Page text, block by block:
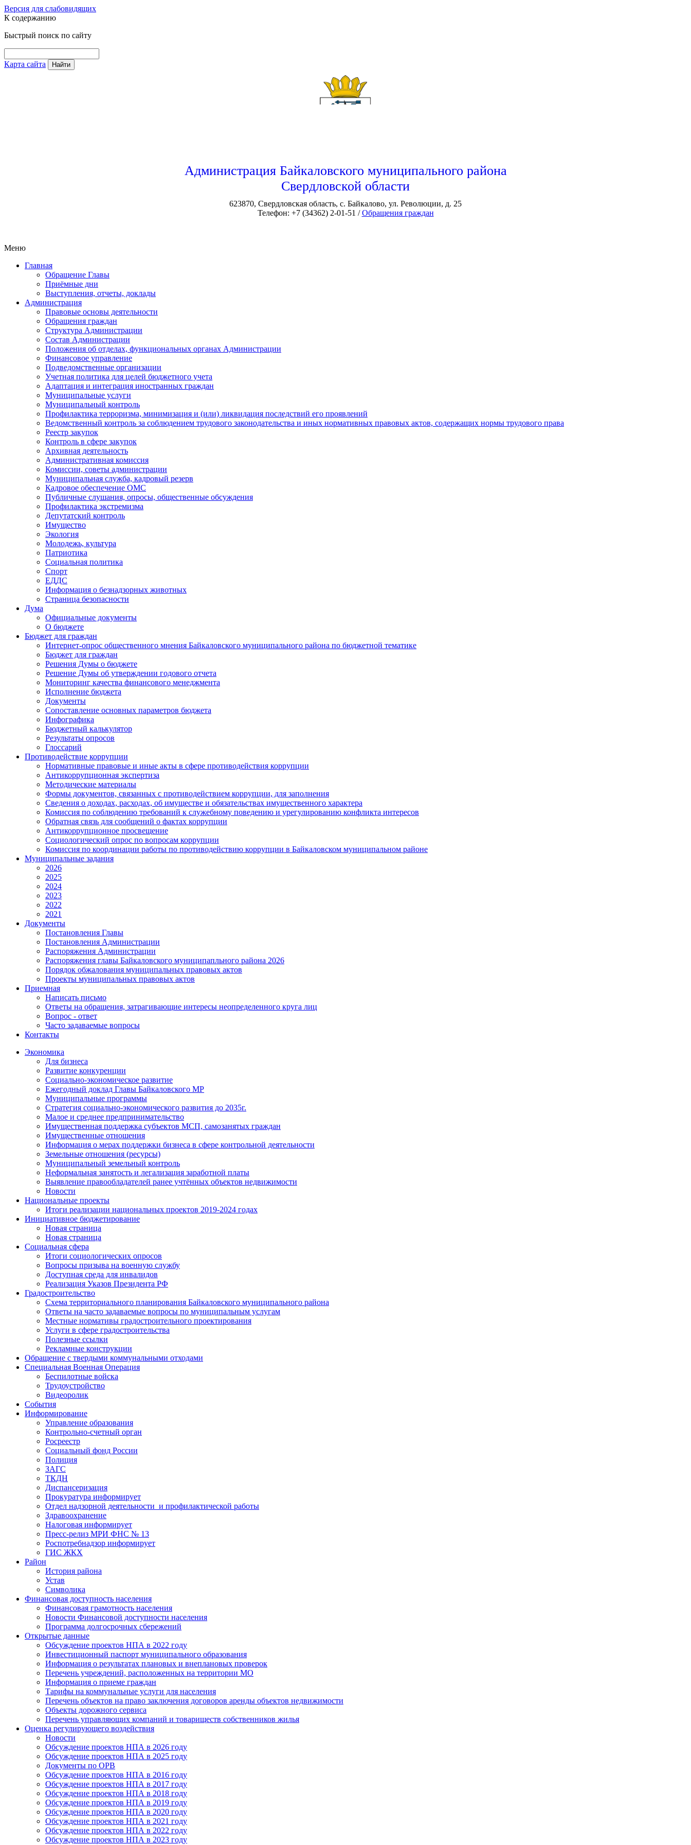
Версия для слабовидящих
К содержанию
Быстрый поиск по сайту
Карта сайта Найти
Администрация Байкаловского муниципального района
Свердловской области
623870, Свердловская область, с. Байкалово, ул. Революции, д. 25
Телефон: +7 (34362) 2-01-51 /Обращения граждан
Меню
Главная
Обращение Главы
Приёмные дни
Выступления, отчеты, доклады
Администрация
Правовые основы деятельности
Обращения граждан
Структура Администрации
Состав Администрации
Положения об отделах, функциональных органах Администрации
Финансовое управление
Подведомственные организации
Учетная политика для целей бюджетного учета
Адаптация и интеграция иностранных граждан
Муниципальные услуги
Муниципальный контроль
Профилактика терроризма, минимизация и (или) ликвидация последствий его проявлений
Ведомственный контроль за соблюдением трудового законодательства и иных нормативных правовых актов, содержащих нормы трудового права
Реестр закупок
Контроль в сфере закупок
Архивная деятельность
Административная комиссия
Комиссии, советы администрации
Муниципальная служба, кадровый резерв
Кадровое обеспечение ОМС
Публичные слушания, опросы, общественные обсуждения
Профилактика экстремизма
Депутатский контроль
Имущество
Экология
Молодежь, культура
Патриотика
Социальная политика
Спорт
ЕДДС
Информация о безнадзорных животных
Страница безопасности
Дума
Официальные документы
О бюджете
Бюджет для граждан
Интернет-опрос общественного мнения Байкаловского муниципального района по бюджетной тематике
Бюджет для граждан
Решения Думы о бюджете
Решение Думы об утверждении годового отчета
Мониторинг качества финансового менеджмента
Исполнение бюджета
Документы
Сопоставление основных параметров бюджета
Инфографика
Бюджетный калькулятор
Результаты опросов
Глоссарий
Противодействие коррупции
Нормативные правовые и иные акты в сфере противодействия коррупции
Антикоррупционная экспертиза
Методические материалы
Формы документов, связанных с противодействием коррупции, для заполнения
Сведения о доходах, расходах, об имуществе и обязательствах имущественного характера
Комиссия по соблюдению требований к служебному поведению и урегулированию конфликта интересов
Обратная связь для сообщений о фактах коррупции
Антикоррупционное просвещение
Социологический опрос по вопросам коррупции
Комиссия по координации работы по противодействию коррупции в Байкаловском муниципальном районе
Муниципальные задания
2026
2025
2024
2023
2022
2021
Документы
Постановления Главы
Постановления Администрации
Распоряжения Администрации
Распоряжения главы Байкаловского муниципапльного района 2026
Порядок обжалования муниципальных правовых актов
Проекты муниципальных правовых актов
Приемная
Написать письмо
Ответы на обращения, затрагивающие интересы неопределенного круга лиц
Вопрос - ответ
Часто задаваемые вопросы
Контакты
Экономика
Для бизнеса
Развитие конкуренции
Социально-экономическое развитие
Ежегодный доклад Главы Байкаловского МР
Муниципальные программы
Стратегия социально-экономического развития до 2035г.
Малое и среднее предпринимательство
Имущественная поддержка субъектов МСП, самозанятых граждан
Имущественные отношения
Информация о мерах поддержки бизнеса в сфере контрольной деятельности
Земельные отношения (ресурсы)
Муниципальный земельный контроль
Неформальная занятость и легализация заработной платы
Выявление правообладателей ранее учтённых объектов недвижимости
Новости
Национальные проекты
Итоги реализации национальных проектов 2019-2024 годах
Инициативное бюджетирование
Новая страница
Новая страница
Социальная сфера
Итоги социологических опросов
Вопросы призыва на военную службу
Доступная среда для инвалидов
Реализация Указов Президента РФ
Градостроительство
Схема территориального планирования Байкаловского муниципального района
Ответы на часто задаваемые вопросы по муниципальным услугам
Местные нормативы градостроительного проектирования
Услуги в сфере градостроительства
Полезные ссылки
Рекламные конструкции
Обращение с твердыми коммунальными отходами
Специальная Военная Операция
Беспилотные войска
Трудоустройство
Видеоролик
События
Информирование
Управление образования
Контрольно-счетный орган
Росреестр
Социальный фонд России
Полиция
ЗАГС
ТКДН
Диспансеризация
Прокуратура информирует
Отдел надзорной деятельности и профилактической работы
Здравоохранение
Налоговая информирует
Пресс-релиз МРИ ФНС № 13
Роспотребнадзор информирует
ГИС ЖКХ
Район
История района
Устав
Символика
Финансовая доступность населения
Финансовая грамотность населения
Новости Финансовой доступности населения
Программа долгосрочных сбережений
Открытые данные
Обсуждение проектов НПА в 2022 году
Инвестиционный паспорт муниципального образования
Информация о результатах плановых и внеплановых проверок
Перечень учреждений, расположенных на территории МО
Информация о приеме граждан
Тарифы на коммунальные услуги для населения
Перечень объектов на право заключения договоров аренды объектов недвижимости
Объекты дорожного сервиса
Перечень управляющих компаний и товариществ собственников жилья
Оценка регулирующего воздействия
Новости
Обсуждение проектов НПА в 2026 году
Обсуждение проектов НПА в 2025 году
Документы по ОРВ
Обсуждение проектов НПА в 2016 году
Обсуждение проектов НПА в 2017 году
Обсуждение проектов НПА в 2018 году
Обсуждение проектов НПА в 2019 году
Обсуждение проектов НПА в 2020 году
Обсуждение проектов НПА в 2021 году
Обсуждение проектов НПА в 2022 году
Обсуждение проектов НПА в 2023 году